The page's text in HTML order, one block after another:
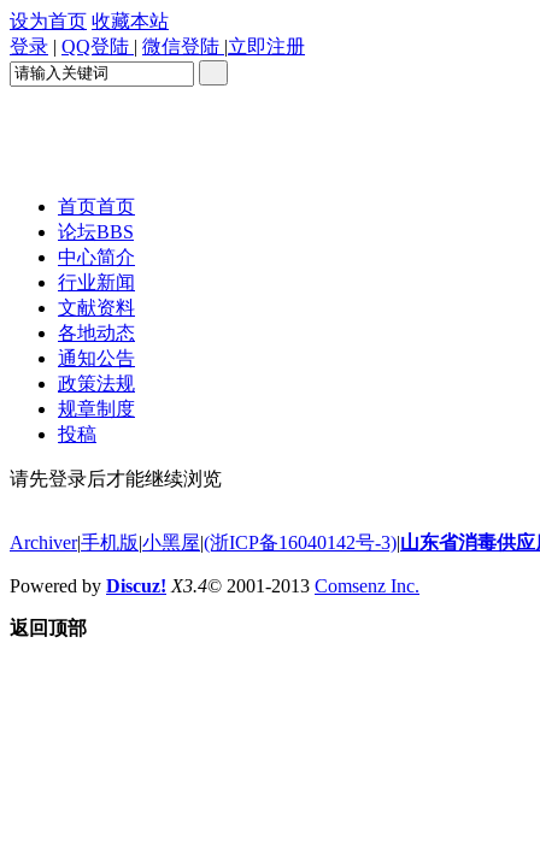
设为首页 收藏本站
登录 | QQ登陆 | 微信登陆 |立即注册
首页首页
论坛BBS
中心简介
行业新闻
文献资料
各地动态
通知公告
政策法规
规章制度
投稿
请先登录后才能继续浏览
Archiver|手机版|小黑屋|(浙ICP备16040142号-3)|山东省消毒供
Powered by Discuz! X3.4© 2001-2013 Comsenz Inc.
返回顶部